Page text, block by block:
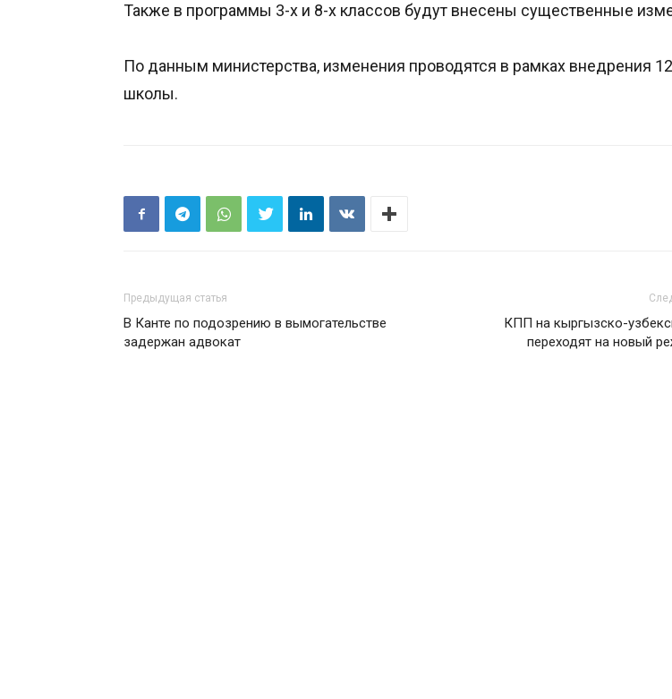
Также в программы 3-х и 8-х классов будут внесены существенные
По данным министерства, изменения проводятся в рамках внедрения
школы.
Предыдущая статья
В Канте по подозрению в вымогательстве
задержан адвокат
КПП на кыргызско-
переходят на новый